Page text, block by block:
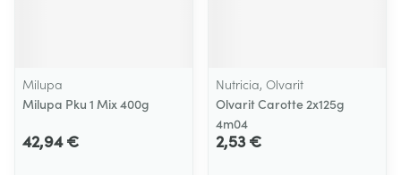
Milupa
Milupa Pku 1 Mix 400g
42,94 €
Nutricia, Olvarit
Olvarit Carotte 2x125g
4m04
2,53 €